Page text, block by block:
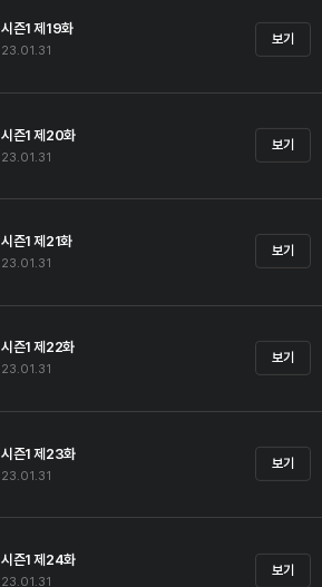
시즌1 제19화
23.01.31
보기
시즌1 제20화
23.01.31
보기
시즌1 제21화
23.01.31
보기
시즌1 제22화
23.01.31
보기
시즌1 제23화
23.01.31
보기
시즌1 제24화
23.01.31
보기